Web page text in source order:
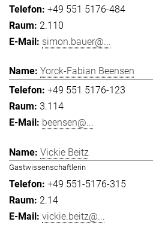
+49 551 5176-484
2.110
simon.bauer@...
Yorck-Fabian Beensen
+49 551 5176-123
3.114
beensen@...
Vickie Beitz
Gastwissenschaftlerin
+49 551-5176-315
2.14
vickie.beitz@...